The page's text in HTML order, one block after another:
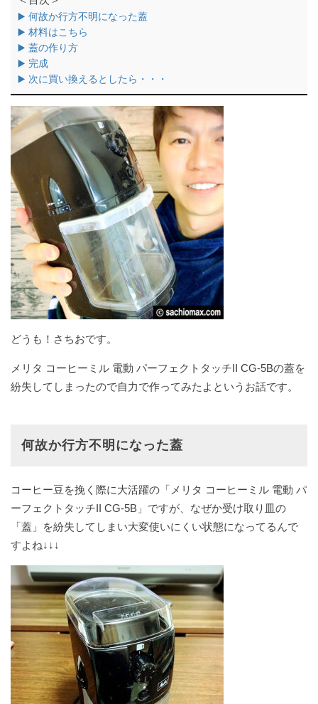
▶️ 何故か行方不明になった蓋
▶️ 材料はこちら
▶️ 蓋の作り方
▶️ 完成
▶️ 次に買い換えるとしたら・・・
どうも！さちおです。
メリタ コーヒーミル 電動 パーフェクトタッチII CG-5Bの蓋を
紛失してしまったので自力で作ってみたよというお話です。
何故か行方不明になった蓋
コーヒー豆を挽く際に大活躍の「メリタ コーヒーミル 電動 パ
ーフェクトタッチII CG-5B」ですが、なぜか受け取り皿の
「蓋」を紛失してしまい大変使いにくい状態になってるんで
すよね↓↓↓